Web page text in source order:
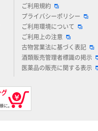
ご利用規約
プライバシーポリシー
ご利用環境について
ご利用上の注意
古物営業法に基づく表記
酒類販売管理者標識の掲示
医薬品の販売に関する表示